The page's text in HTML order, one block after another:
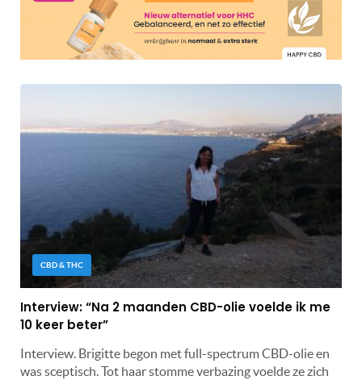
CBD & THC
Interview: “Na 2 maanden CBD-olie voelde ik me
10 keer beter”
Interview. Brigitte begon met full-spectrum CBD-olie en
was sceptisch. Tot haar stomme verbazing voelde ze zich